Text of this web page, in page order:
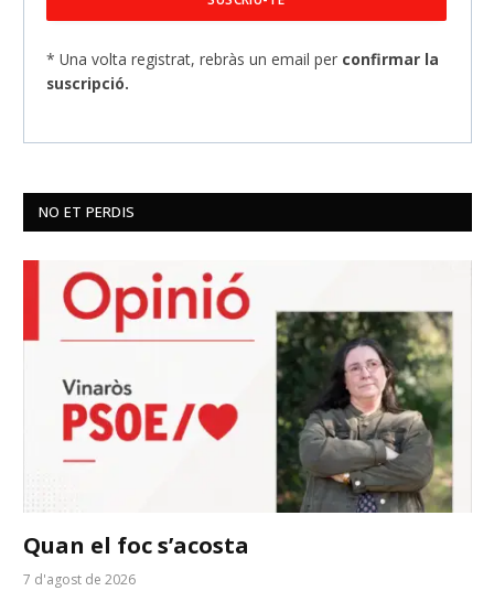
* Una volta registrat, rebràs un email per confirmar la
suscripció.
NO ET PERDIS
Quan el foc s’acosta
7 d'agost de 2026